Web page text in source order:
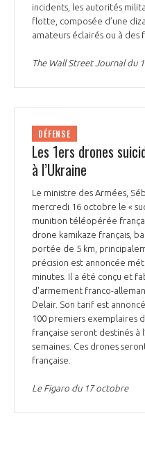
incidents, les autorités
flotte, composée d’une
amateurs éclairés ou à des
The Wall Street Journal du
DÉFENSE
Les 1ers drones
à l’Ukraine
Le ministre des Armées,
mercredi 16 octobre le «
munition téléopérée
drone kamikaze français,
portée de 5 km,
précision est annoncée
minutes. Il a été conçu et
d'armement franco-
Delair. Son tarif est
100 premiers exemplaires
française seront destinés à
semaines. Ces drones
française.
Le Figaro du 17 octobre